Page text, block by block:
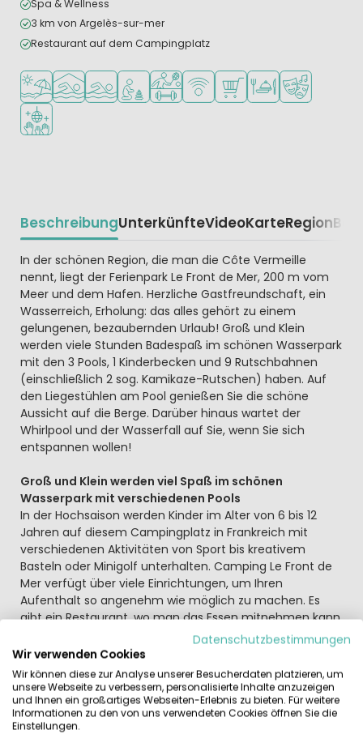
Spa & Wellness
3 km von Argelès-sur-mer
Restaurant auf dem Campingplatz
Am Strand und Meer
HallenbadFreibadEmpfohlen für kleine Kinder
Viele Sportmöglichkeiten
WLAN verfügbar
Supermarkt/Laden
Restaurant oder
Diskothek
BeschreibungUnterkünfteVideoKarteRegion
Beschrijving
In der schönen Region, die man die Côte Vermeille
nennt, liegt der Ferienpark Le Front de Mer, 200 m vom
Meer und dem Hafen. Herzliche Gastfreundschaft, ein
Wasserreich, Erholung: das alles gehört zu einem
gelungenen, bezaubernden Urlaub! Groß und Klein
werden viele Stunden Badespaß im schönen Wasserpark
mit den 3 Pools, 1 Kinderbecken und 9 Rutschbahnen
(einschließlich 2 sog. Kamikaze-Rutschen) haben. Auf
den Liegestühlen am Pool genießen Sie die schöne
Aussicht auf die Berge. Darüber hinaus wartet der
Whirlpool und der Wasserfall auf Sie, wenn Sie sich
entspannen wollen!
Groß und Klein werden viel Spaß im schönen
Wasserpark mit verschiedenen Pools
In der Hochsaison werden Kinder im Alter von 6 bis 12
Jahren auf diesem Campingplatz in Frankreich mit
verschiedenen Aktivitäten von Sport bis kreativem
Basteln oder Minigolf unterhalten. Camping Le Front de
Mer verfügt über viele Einrichtungen, um Ihren
Aufenthalt so angenehm wie möglich zu machen. Es
gibt ein Restaurant, wo man das Essen mitnehmen kann.
Haben Sie nicht genug an Geld? Einfach den
Geldautomaten auf dem Campingplatz mit der EC-
Karte benutzen. Und wenn Sie nach einem
ereignisreichen Tag nicht selbst kochen möchten lassen
Sie sich einfach im Restaurant auf dem Campingplatz
oder am Hafen verwöhnen.
Datenschutzbestimmungen
Wir verwenden Cookies
Wir können diese zur Analyse unserer Besucherdaten platzieren, um
unsere Webseite zu verbessern, personalisierte Inhalte anzuzeigen
und Ihnen ein großartiges Webseiten-Erlebnis zu bieten. Für weitere
Informationen zu den von uns verwendeten Cookies öffnen Sie die
Einstellungen.